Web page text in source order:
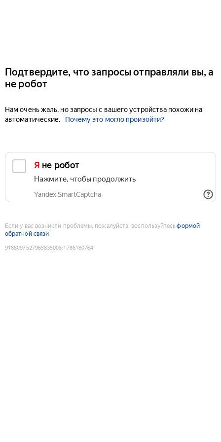
Подтвердите, что запросы отправляли вы, а
не робот
Нам очень жаль, но запросы с вашего устройства похожи на
автоматические.
Почему это могло произойти?
Я не робот
Нажмите, чтобы продолжить
Yandex SmartCaptcha
Если у вас возникли проблемы, пожалуйста, воспользуйтесьформой
обратной связи
9188097527965835008:1786180764